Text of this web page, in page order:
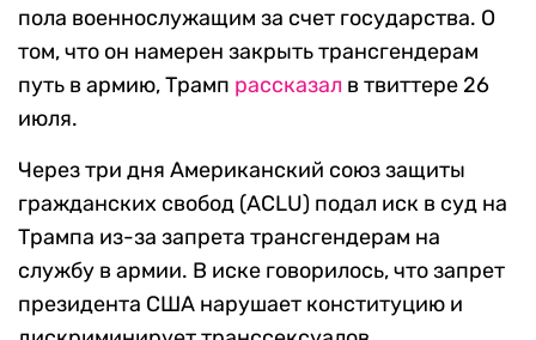
пола военнослужащим за счет государства. О
том, что он намерен закрыть трансгендерам
путь в армию, Трамп рассказал в твиттере 26
июля.
Через три дня Американский союз защиты
гражданских свобод (ACLU) подал иск в суд на
Трампа из-за запрета трансгендерам на
службу в армии. В иске говорилось, что запрет
президента США нарушает конституцию и